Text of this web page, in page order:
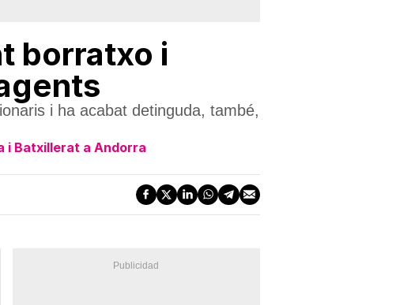
borratxo i
i ha acabat detinguda, també,
i Batxillerat a Andorra